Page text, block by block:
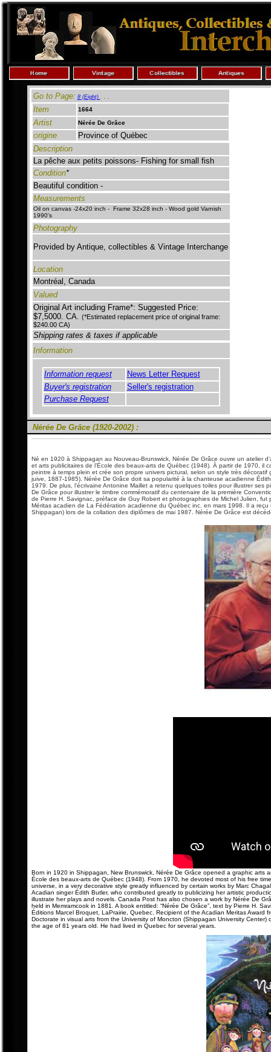
Go to Page: 8 (Eight) .
Item 1664
Artist
Nérée De Grâce
Origine
Province of Québec
Description
La pêche aux petits poissons- Fishing for small fish
Condition*
Beautiful condition -
Measurements
Oil on canvas -24x20 inch - Frame 32x28 inch - Wood gold Varnish
1990's
Photography
Provided by Antique, collectibles & Vintage Interchange
Location
Montréal, Canada
Valued
Original Art including Frame*: Suggested Price:
$7,5000. CA. (*Estimated replacement price of original frame:
$240.00 CA)
Shipping rates & taxes if applicable
Information
Information request
News Letter Request
Buyer's registration
Seller's registration
Purchase Request
Nérée De Grâce(1920-2002) :
Né en 1920 à Shippagan au Nouveau-Brunswick, Nérée De Grâce ouvre un atelier
et arts publicitaires de l’École des beaux-arts de Québec (1948). À partir de 1970,
peintre à temps plein et crée son propre univers pictural, selon un style très
juive, 1887-1985). Nérée De Grâce doit sa popularité à la chanteuse acadienne
1979. De plus, l’écrivaine Antonine Maillet a retenu quelques toiles pour illustrer
De Grâce pour illustrer le timbre commémoratif du centenaire de la première
de Pierre H. Savignac, préface de Guy Robert et photographies de Michel Julien,
Méritas acadien de La Fédération acadienne du Québec inc. en mars 1998. Il a
Shippagan) lors de la collation des diplômes de mai 1987. Nérée De Grâce est
Born in 1920 in Shippagan, New Brunswick, Nérée De Grâce opened a graphic
École des beaux-arts de Québec (1948). From 1970, he devoted most of his free
universe, in a very decorative style greatly influenced by certain works by Marc
Acadian singer Édith Butler, who contributed greatly to publicizing her artistic
illustrate her plays and novels. Canada Post has also chosen a work by Nérée De
held in Memramcook in 1881. A book entitled: “Nérée De Grâce”, text by Pierre H.
Éditions Marcel Broquet, LaPrairie, Quebec. Recipient of the Acadian Meritas
Doctorate in visual arts from the University of Moncton (Shippagan University
the age of 81 years old. He had lived in Quebec for several years.